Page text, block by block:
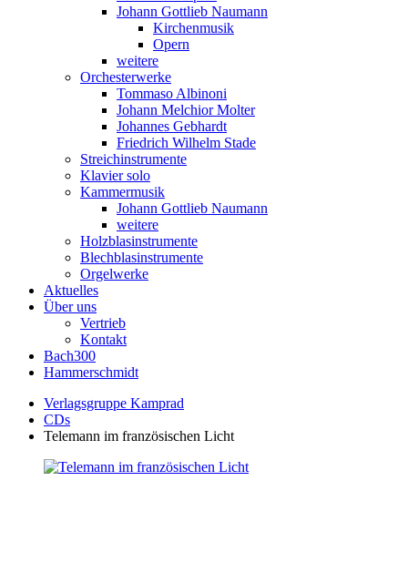
Johann Gottlieb Naumann
Kirchenmusik
Opern
weitere
Orchesterwerke
Tommaso Albinoni
Johann Melchior Molter
Johannes Gebhardt
Friedrich Wilhelm Stade
Streichinstrumente
Klavier solo
Kammermusik
Johann Gottlieb Naumann
weitere
Holzblasinstrumente
Blechblasinstrumente
Orgelwerke
Aktuelles
Über uns
Vertrieb
Kontakt
Bach300
Hammerschmidt
Verlagsgruppe Kamprad
CDs
Telemann im französischen Licht